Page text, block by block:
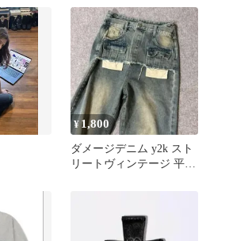
み
¥1,800
ダメージデニム y2k スト
リートヴィンテージ 平成